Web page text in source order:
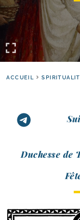
ACCUEIL
Duchesse de